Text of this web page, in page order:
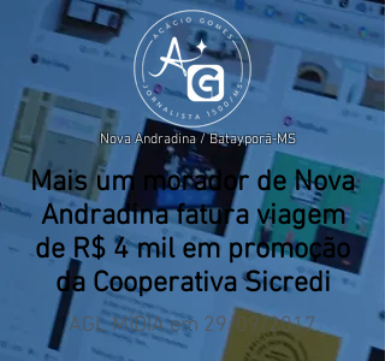
Nova Andradina / Batayporã-MS
Mais um morador de Nova
Andradina fatura viagem
de R$ 4 mil em promoção
da Cooperativa Sicredi
AGL MÍDIA em 29/09/2017